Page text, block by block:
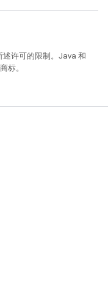
述许可的限制。Java 和
标。